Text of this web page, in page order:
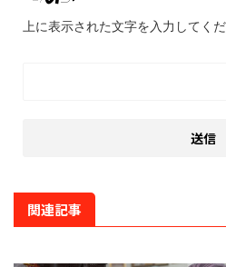
上に表示された文字を入力してくだ
関連記事